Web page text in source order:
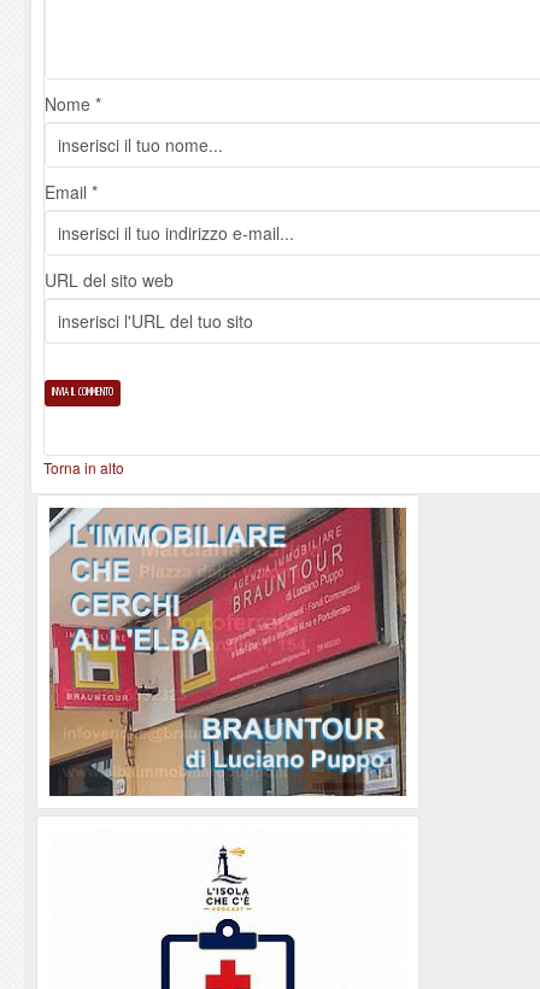
Nome *
Email *
URL del sito web
Torna in alto